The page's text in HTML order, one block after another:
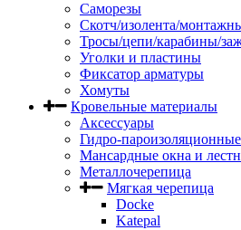
Саморезы
Скотч/изолента/
Тросы/цепи/карабины/
Уголки и пластины
Фиксатор арматуры
Хомуты
Кровельные материалы
Аксессуары
Гидро-
Мансардные окна и
Металлочерепица
Мягкая черепица
Docke
Katepal